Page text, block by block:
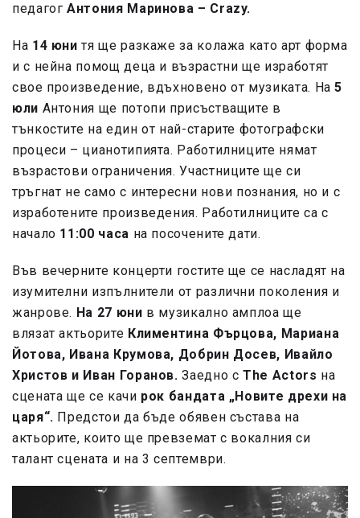
педагогАнтония Маринова – Crazy.
На 14 юни тя ще разкаже за колажа като арт форма
и с нейна помощ деца и възрастни ще изработят
свое произведение, вдъхновено от музиката. На5
юли Антония ще потопи присъстващите в
тънкостите на един от най-старите фотографски
процеси – цианотипията. Работилниците нямат
възрастови ограничения. Участниците ще си
тръгнат не само с интересни нови познания, но и с
изработените произведения. Работилниците са с
начало 11:00 часа на посочените дати.
Във вечерните концерти гостите ще се насладят на
изумителни изпълнители от различни поколения и
жанрове. На 27 юни в музикално амплоа ще
влязат актьорите Климентина Фърцова, Мариана
Йотова, Ивана Крумова, Добрин Досев, Ивайло
Христов и Иван Горанов. Заедно сThe Actors на
сцената ще се качи рок бандата „Новите дрехи на
царя“. Предстои да бъде обявен състава на
актьорите, които ще превземат с вокалния си
талант сцената и на 3 септември.